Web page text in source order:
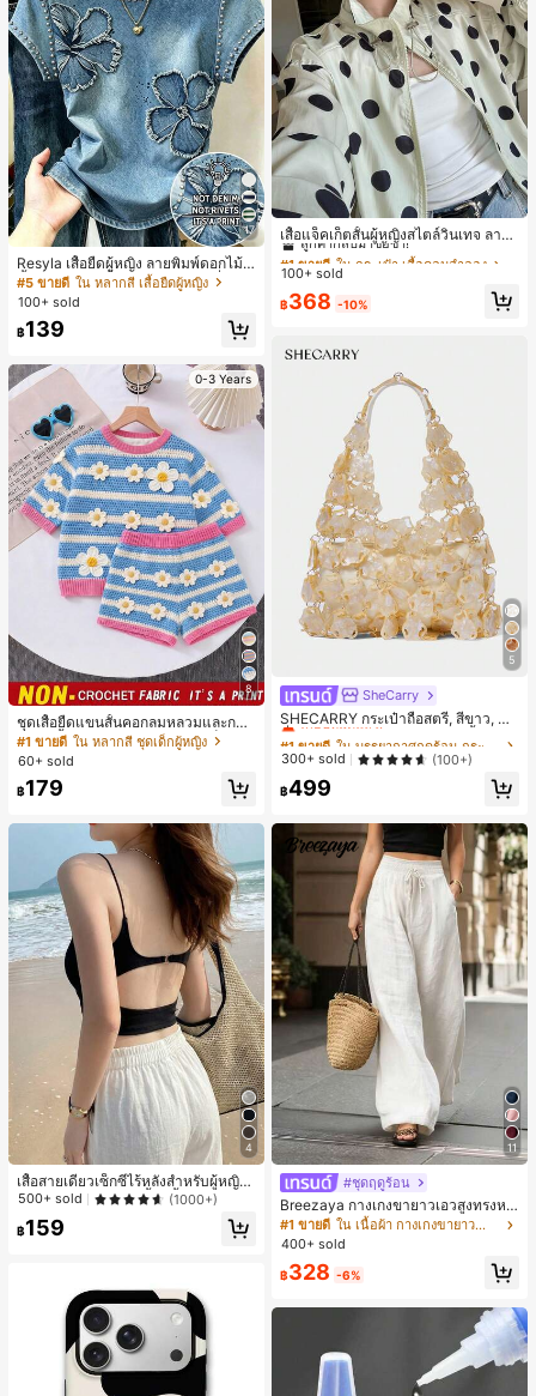
17
Resyla เสื้อยืดผู้หญิง ลายพิมพ์ดอกไม้สี
น้ำเงินวินเทจ เสื้อสำหรับออกไปเที่ยวฤ
ดูร้อน ดีไซน์กราฟิก สบายๆ อเนกประสง
ค์ สวมใส่ประจำวัน กลางแจ้ง ช้อปปิ้ง ท่
องเที่ยวกลางแจ้ง
#5 ขายดี ใน หลากสี เสื้อยืดผู้หญิง
100+ sold
฿139
0-3 Years
8
ชุดเสื้อยืดแขนสั้นคอกลมหลวมและกาง
เกงขาสั้นไบค์เกอร์รัดรูปสำหรับเด็กผู้ห
ญิง สไตล์มินิมอล เหมาะสำหรับฤดูใบไ
ม้ผลิและฤดูร้อน
#1 ขายดี ใน หลากสี ชุดเด็กผู้หญิง
60+ sold
฿179
4
เสื้อสายเดี่ยวเซ็กซี่ไร้หลังสำหรับผู้หญิง
พร้อมบราแบบมีฟองน้ำ, เสื้อกล้ามแขน
500+ sold (1000+)
฿159
เสื้อแจ็คเก็ตสั้นผู้หญิงสไตล์วินเทจ ลายจุ
ดขนาดใหญ่ คอตั้ง เอวเข้ารูป แขนพอง
ทรงหลวม แฟชั่นอเนกประสงค์ สำหรับใ
#1 ขายดี
ใน กระเป๋า เสื้อคลุมลำลอง
ลูกค้ากลับมาซื้อซ้ำ!
#1 ขายดี ใน กระเป๋า เสื้อคลุมลำลอง
ลูกค้ากลับมาซื้อซ้ำ!
#1 ขายดี ใน กระเป๋า เสื้อคลุมลำลอง
ลูกค้ากลับมาซื้อซ้ำ!
#1 ขายดี
ใน กระเป๋า เสื้อคลุมลำลอง
100+ sold
฿368 -10%
5
SheCarry
SHECARRY กระเป๋าถือสตรี, สีขาว, แฟ
ชั่น, สง่างาม, วันหยุด, งานปาร์ตี้
#1 ขายดี
เกือบหมดแล้ว!
#1 ขายดี
เกือบหมดแล้ว!
#1 ขายดี
เกือบหมดแล้ว!
#1 ขายดี
ใน บรรยากาศฤดูร้อน กระเป๋าหูหิ้วด้านบนผู้หญิง
เกือบหมดแล้ว!
300+ sold (100+)
฿499
11
#ชุดฤดูร้อน
Breezaya กางเกงขายาวเอวสูงทรงหล
วมขาบานสำหรับผู้หญิง สีขาวเรียบหรูส
ไตล์ชิค เหมาะสำหรับใส่เที่ยวทะเล วันห
ยโอกาสในชีวิตประจำวัน
#1 ขายดี
ใน เนื้อผ้า กางเกงขายาวลำลองผ้า
400+ sold
฿328 -6%